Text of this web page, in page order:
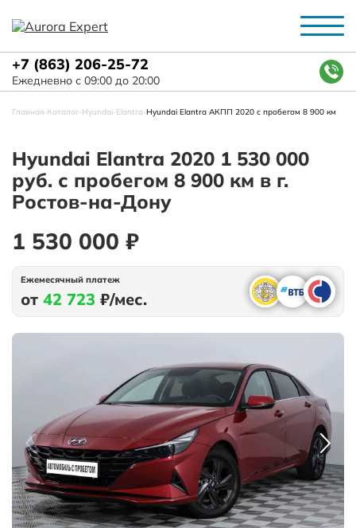
+7 (863) 206-25-72
Ежедневно с 09:00 до 20:00
Главная-Каталог-Hyundai-Elantra-Hyundai Elantra АКПП 2020 с пробегом 8 900 км
Hyundai Elantra 2020 1 530 000
руб. с пробегом 8 900 км в г.
Ростов-на-Дону
1 530 000 ₽
Ежемесячный платеж
от 42 723 ₽/мес.